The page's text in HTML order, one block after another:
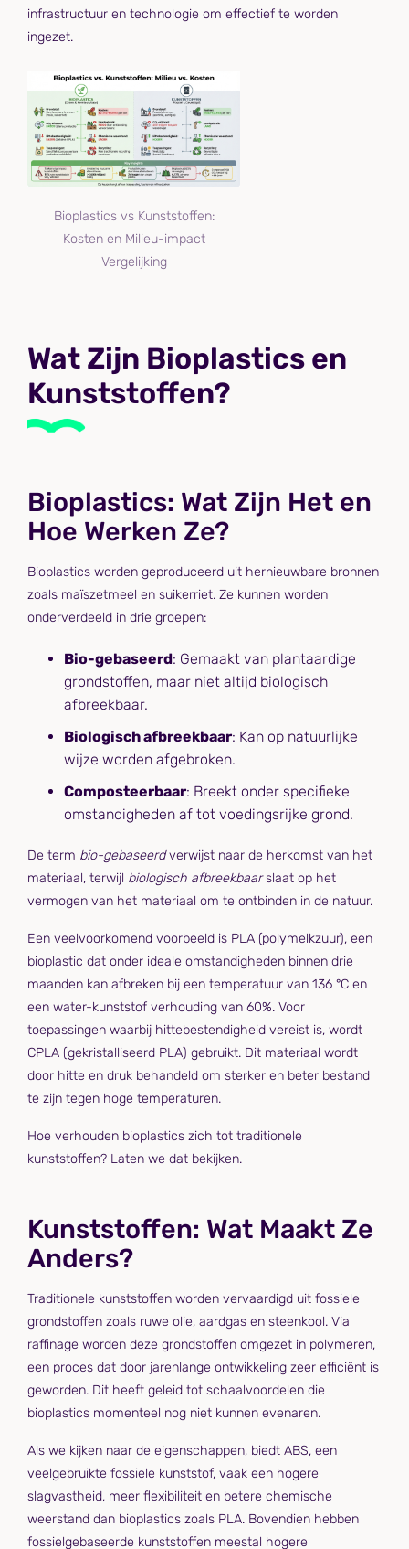
infrastructuur en technologie om effectief te worden
ingezet.
Bioplastics vs Kunststoffen:
Kosten en Milieu-impact
Vergelijking
Wat Zijn Bioplastics en
Kunststoffen?
Bioplastics: Wat Zijn Het en
Hoe Werken Ze?
Bioplastics worden geproduceerd uit hernieuwbare bronnen
zoals maïszetmeel en suikerriet. Ze kunnen worden
onderverdeeld in drie groepen:
Bio-gebaseerd: Gemaakt van plantaardige
grondstoffen, maar niet altijd biologisch
afbreekbaar.
Biologisch afbreekbaar: Kan op natuurlijke
wijze worden afgebroken.
Composteerbaar: Breekt onder specifieke
omstandigheden af tot voedingsrijke grond.
De term bio-gebaseerdverwijst naar de herkomst van het
materiaal, terwijl biologisch afbreekbaarslaat op het
vermogen van het materiaal om te ontbinden in de natuur.
Een veelvoorkomend voorbeeld is PLA (polymelkzuur), een
bioplastic dat onder ideale omstandigheden binnen drie
maanden kan afbreken bij een temperatuur van 136 °C en
een water-kunststof verhouding van 60%. Voor
toepassingen waarbij hittebestendigheid vereist is, wordt
CPLA (gekristalliseerd PLA) gebruikt. Dit materiaal wordt
door hitte en druk behandeld om sterker en beter bestand
te zijn tegen hoge temperaturen.
Hoe verhouden bioplastics zich tot traditionele
kunststoffen? Laten we dat bekijken.
Kunststoffen: Wat Maakt Ze
Anders?
Traditionele kunststoffen worden vervaardigd uit fossiele
grondstoffen zoals ruwe olie, aardgas en steenkool. Via
raffinage worden deze grondstoffen omgezet in polymeren,
een proces dat door jarenlange ontwikkeling zeer efficiënt is
geworden. Dit heeft geleid tot schaalvoordelen die
bioplastics momenteel nog niet kunnen evenaren.
Als we kijken naar de eigenschappen, biedt ABS, een
veelgebruikte fossiele kunststof, vaak een hogere
slagvastheid, meer flexibiliteit en betere chemische
weerstand dan bioplastics zoals PLA. Bovendien hebben
fossielgebaseerde kunststoffen meestal hogere